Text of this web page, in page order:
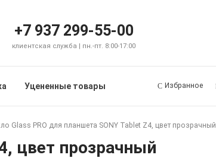
+7 937 299-55-00
клиентская служба | пн.-пт. 8:00-17:00
Уцененные товары Избранное
Glass PRO для планшета SONY Tablet Z4, цвет прозрачный
цвет прозрачный